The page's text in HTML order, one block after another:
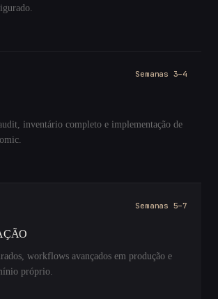
Semanas 3–4
inventário completo e implementação de
Semanas 5–7
workflows avançados em produção e
próprio.